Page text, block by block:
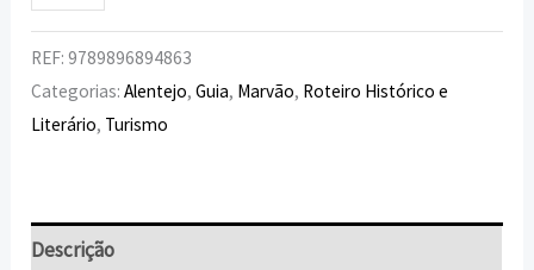
REF:9789896894863
Categorias:Alentejo,Guia, Marvão, Roteiro Histórico e
Literário, Turismo
Descrição